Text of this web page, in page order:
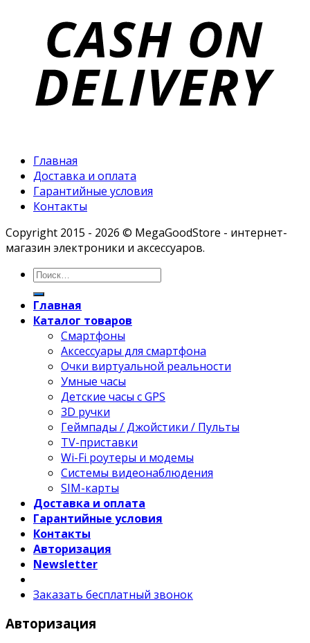
Главная
Доставка и оплата
Гарантийные условия
Контакты
Copyright 2015 - 2026 © MegaGoodStore - интернет-
магазин электроники и аксессуаров.
Главная
Каталог товаров
Смартфоны
Аксессуары для смартфона
Очки виртуальной реальности
Умные часы
Детские часы с GPS
3D ручки
Геймпады / Джойстики / Пульты
TV-приставки
Wi-Fi роутеры и модемы
Системы видеонаблюдения
SIM-карты
Доставка и оплата
Гарантийные условия
Контакты
Авторизация
Newsletter
Заказать бесплатный звонок
Авторизация